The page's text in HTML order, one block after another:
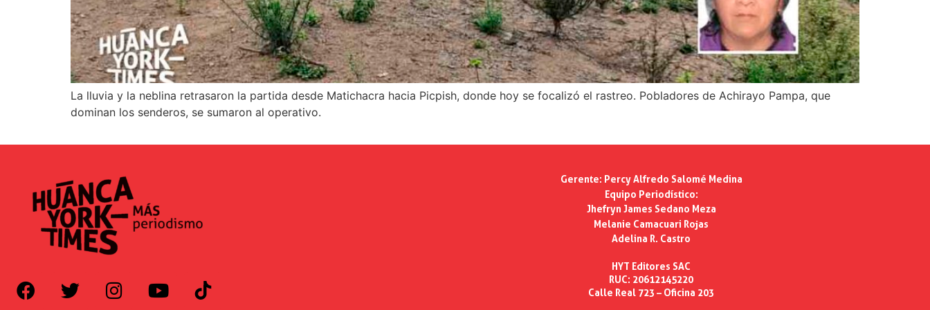
La lluvia y la neblina retrasaron la partida desde Matichacra hacia Picpish, donde hoy se focalizó el rastreo. Pobladores de Achirayo Pampa, que
dominan los senderos, se sumaron al operativo.
Gerente: Percy Alfredo Salomé Medina
Equipo Periodístico:
Jhefryn James Sedano Meza
Melanie Camacuari Rojas
Adelina R. Castro
HYT Editores SAC
RUC: 20612145220
Calle Real 723 – Oficina 203